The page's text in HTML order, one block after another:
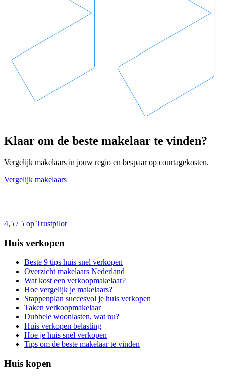
Klaar om de beste makelaar te vinden?
Vergelijk makelaars in jouw regio en bespaar op courtagekosten.
Vergelijk makelaars
4,5 / 5 op Trustpilot
Huis verkopen
Beste 9 tips huis snel verkopen
Overzicht makelaars Nederland
Wat kost een verkoopmakelaar?
Hoe vergelijk je makelaars?
Stappenplan succesvol je huis verkopen
Taken verkoopmakelaar
Dubbele woonlasten, wat nu?
Huis verkopen belasting
Hoe je huis snel verkopen
Tips om de beste makelaar te vinden
Huis kopen